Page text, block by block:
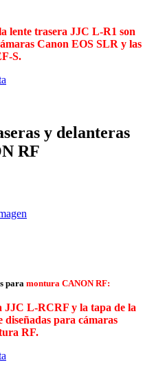
lente trasera JJC L-R1 son
Canon EOS SLR y las
S.
y delanteras
RF
para montura CANON RF:
JJC L-RCRF y la tapa de la
diseñadas para cámaras
RF.